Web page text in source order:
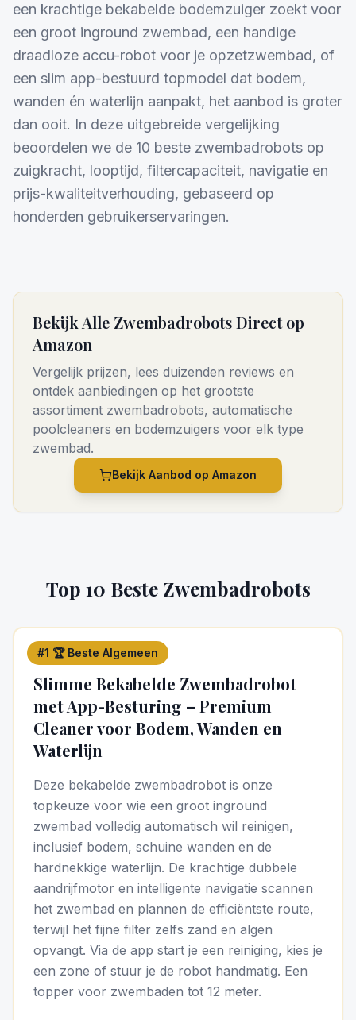
een krachtige bekabelde bodemzuiger zoekt voor
een groot inground zwembad, een handige
draadloze accu-robot voor je opzetzwembad, of
een slim app-bestuurd topmodel dat bodem,
wanden én waterlijn aanpakt, het aanbod is groter
dan ooit. In deze uitgebreide vergelijking
beoordelen we de 10 beste zwembadrobots op
zuigkracht, looptijd, filtercapaciteit, navigatie en
prijs-kwaliteitverhouding, gebaseerd op
honderden gebruikerservaringen.
Bekijk Alle Zwembadrobots Direct op
Amazon
Vergelijk prijzen, lees duizenden reviews en
ontdek aanbiedingen op het grootste
assortiment zwembadrobots, automatische
poolcleaners en bodemzuigers voor elk type
zwembad.
Bekijk Aanbod op Amazon
Top 10 Beste Zwembadrobots
#1 🏆 Beste Algemeen
5/5
Slimme Bekabelde Zwembadrobot
met App-Besturing – Premium
Cleaner voor Bodem, Wanden en
Waterlijn
Deze bekabelde zwembadrobot is onze
topkeuze voor wie een groot inground
zwembad volledig automatisch wil reinigen,
inclusief bodem, schuine wanden en de
hardnekkige waterlijn. De krachtige dubbele
aandrijfmotor en intelligente navigatie scannen
het zwembad en plannen de efficiëntste route,
terwijl het fijne filter zelfs zand en algen
opvangt. Via de app start je een reiniging, kies je
een zone of stuur je de robot handmatig. Een
topper voor zwembaden tot 12 meter.